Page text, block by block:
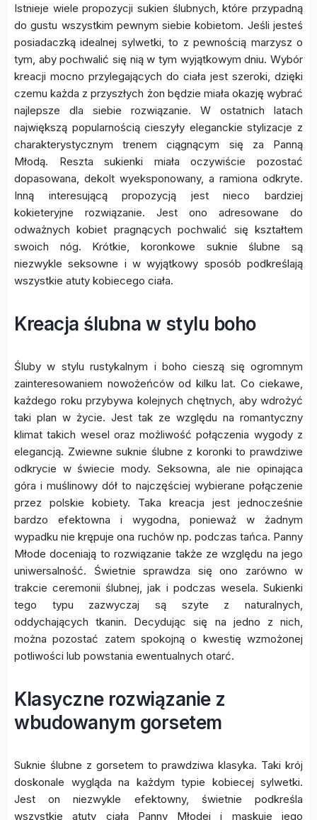
Istnieje wiele propozycji sukien ślubnych, które przypadną
do gustu wszystkim pewnym siebie kobietom. Jeśli jesteś
posiadaczką idealnej sylwetki, to z pewnością marzysz o
tym, aby pochwalić się nią w tym wyjątkowym dniu. Wybór
kreacji mocno przylegających do ciała jest szeroki, dzięki
czemu każda z przyszłych żon będzie miała okazję wybrać
najlepsze dla siebie rozwiązanie. W ostatnich latach
największą popularnością cieszyły eleganckie stylizacje z
charakterystycznym trenem ciągnącym się za Panną
Młodą. Reszta sukienki miała oczywiście pozostać
dopasowana, dekolt wyeksponowany, a ramiona odkryte.
Inną interesującą propozycją jest nieco bardziej
kokieteryjne rozwiązanie. Jest ono adresowane do
odważnych kobiet pragnących pochwalić się kształtem
swoich nóg. Krótkie, koronkowe suknie ślubne są
niezwykle seksowne i w wyjątkowy sposób podkreślają
wszystkie atuty kobiecego ciała.
Kreacja ślubna w stylu boho
Śluby w stylu rustykalnym i boho cieszą się ogromnym
zainteresowaniem nowożeńców od kilku lat. Co ciekawe,
każdego roku przybywa kolejnych chętnych, aby wdrożyć
taki plan w życie. Jest tak ze względu na romantyczny
klimat takich wesel oraz możliwość połączenia wygody z
elegancją. Zwiewne suknie ślubne z koronki to prawdziwe
odkrycie w świecie mody. Seksowna, ale nie opinająca
góra i muślinowy dół to najczęściej wybierane połączenie
przez polskie kobiety. Taka kreacja jest jednocześnie
bardzo efektowna i wygodna, ponieważ w żadnym
wypadku nie krępuje ona ruchów np. podczas tańca. Panny
Młode doceniają to rozwiązanie także ze względu na jego
uniwersalność. Świetnie sprawdza się ono zarówno w
trakcie ceremonii ślubnej, jak i podczas wesela. Sukienki
tego typu zazwyczaj są szyte z naturalnych,
oddychających tkanin. Decydując się na jedno z nich,
można pozostać zatem spokojną o kwestię wzmożonej
potliwości lub powstania ewentualnych otarć.
Klasyczne rozwiązanie z
wbudowanym gorsetem
Suknie ślubne z gorsetem to prawdziwa klasyka. Taki krój
doskonale wygląda na każdym typie kobiecej sylwetki.
Jest on niezwykle efektowny, świetnie podkreśla
wszystkie atuty ciała Panny Młodej i maskuje jego